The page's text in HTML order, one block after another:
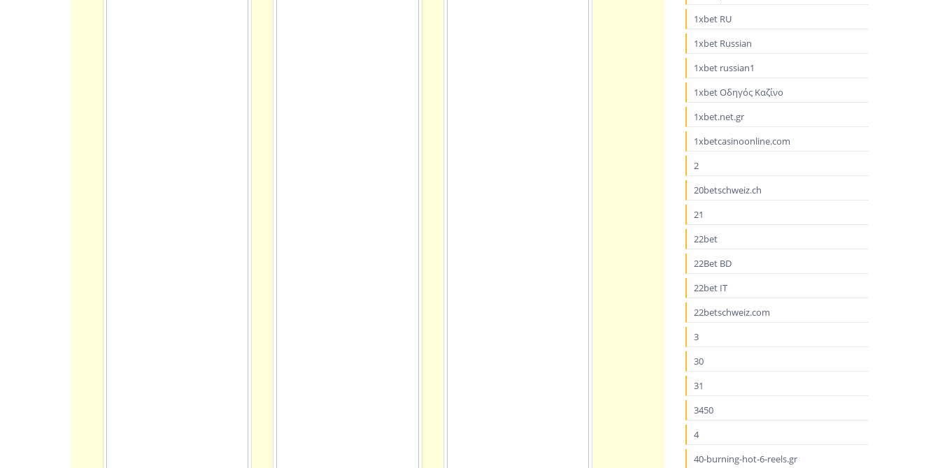
1xbet RU
1xbet Russian
1xbet russian1
1xbet Οδηγός Καζίνο
1xbet.net.gr
1xbetcasinoonline.com
2
20betschweiz.ch
21
22bet
22Bet BD
22bet IT
22betschweiz.com
3
30
31
3450
4
40-burning-hot-6-reels.gr